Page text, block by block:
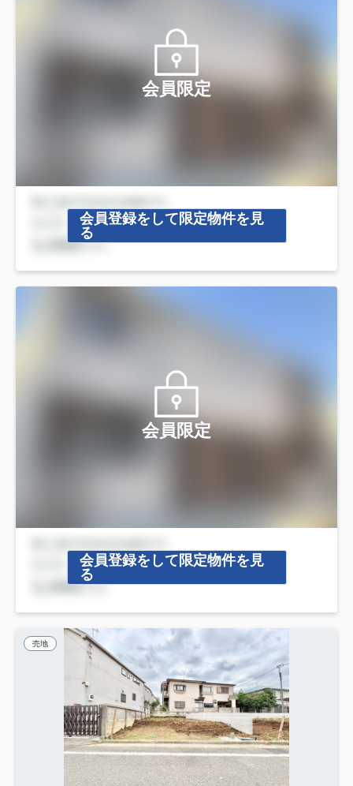
会員限定
会員登録をして限定物件を見
る
会員限定
会員登録をして限定物件を見
る
売地